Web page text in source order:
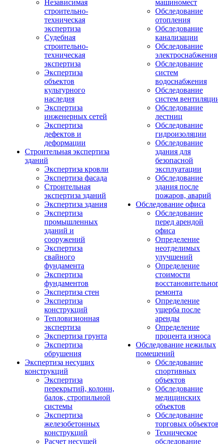
Независимая
строительно-
техническая
экспертиза
Судебная
строительно-
техническая
экспертиза
Экспертиза
объектов
культурного
наследия
Экспертиза
инженерных сетей
Экспертиза
дефектов и
деформации
Строительная экспертиза
зданий
Экспертиза кровли
Экспертиза фасада
Строительная
экспертиза зданий
Экспертиза здания
Экспертиза
промышленных
зданий и
сооружений
Экспертиза
свайного
фундамента
Экспертиза
фундаментов
Экспертиза стен
Экспертиза
конструкций
Тепловизионная
экспертиза
Экспертиза грунта
Экспертиза
обрушения
Экспертиза несущих
конструкций
Экспертиза
перекрытий, колонн,
балок, стропильной
системы
Экспертиза
железобетонных
конструкций
Расчет несущей
машиномест
Обследование
отопления
Обследование
канализации
Обследование
электроснабжения
Обследование
систем
водоснабжения
Обследование
систем
Обследование
лестниц
Обследование
гидроизоляции
Обследование
здания для
безопасной
эксплуатации
Обследование
здания после
пожаров, аварий
Обследование офиса
Обследование
перед арендой
офиса
Определение
неотделимых
улучшений
Определение
стоимости
ремонта
Определение
ущерба после
аренды
Определение
процента износа
Обследование нежилых
помещений
Обследование
спортивных
объектов
Обследование
медицинских
объектов
Обследование
торговых
Техническое
обследование